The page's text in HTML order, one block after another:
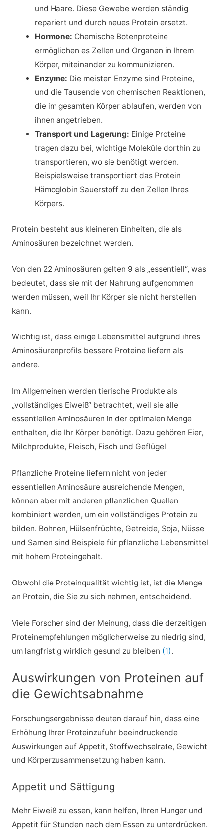
und Haare. Diese Gewebe werden ständig
repariert und durch neues Protein ersetzt.
Hormone: Chemische Botenproteine
ermöglichen es Zellen und Organen in Ihrem
Körper, miteinander zu kommunizieren.
Enzyme: Die meisten Enzyme sind Proteine,
und die Tausende von chemischen Reaktionen,
die im gesamten Körper ablaufen, werden von
ihnen angetrieben.
Transport und Lagerung: Einige Proteine
tragen dazu bei, wichtige Moleküle dorthin zu
transportieren, wo sie benötigt werden.
Beispielsweise transportiert das Protein
Hämoglobin Sauerstoff zu den Zellen Ihres
Körpers.
Protein besteht aus kleineren Einheiten, die als
Aminosäuren bezeichnet werden.
Von den 22 Aminosäuren gelten 9 als „essentiell“, was
bedeutet, dass sie mit der Nahrung aufgenommen
werden müssen, weil Ihr Körper sie nicht herstellen
kann.
Wichtig ist, dass einige Lebensmittel aufgrund ihres
Aminosäurenprofils bessere Proteine liefern als
andere.
Im Allgemeinen werden tierische Produkte als
„vollständiges Eiweiß“ betrachtet, weil sie alle
essentiellen Aminosäuren in der optimalen Menge
enthalten, die Ihr Körper benötigt. Dazu gehören Eier,
Milchprodukte, Fleisch, Fisch und Geflügel.
Pflanzliche Proteine liefern nicht von jeder
essentiellen Aminosäure ausreichende Mengen,
können aber mit anderen pflanzlichen Quellen
kombiniert werden, um ein vollständiges Protein zu
bilden. Bohnen, Hülsenfrüchte, Getreide, Soja, Nüsse
und Samen sind Beispiele für pflanzliche Lebensmittel
mit hohem Proteingehalt.
Obwohl die Proteinqualität wichtig ist, ist die Menge
an Protein, die Sie zu sich nehmen, entscheidend.
Viele Forscher sind der Meinung, dass die derzeitigen
Proteinempfehlungen möglicherweise zu niedrig sind,
um langfristig wirklich gesund zu bleiben (1).
Auswirkungen von Proteinen auf
die Gewichtsabnahme
Forschungsergebnisse deuten darauf hin, dass eine
Erhöhung Ihrer Proteinzufuhr beeindruckende
Auswirkungen auf Appetit, Stoffwechselrate, Gewicht
und Körperzusammensetzung haben kann.
Appetit und Sättigung
Mehr Eiweiß zu essen, kann helfen, Ihren Hunger und
Appetit für Stunden nach dem Essen zu unterdrücken.